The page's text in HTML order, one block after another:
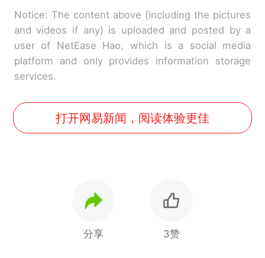
Notice: The content above (including the pictures
and videos if any) is uploaded and posted by a
user of NetEase Hao, which is a social media
platform and only provides information storage
services.
打开网易新闻，阅读体验更佳
分享 3赞